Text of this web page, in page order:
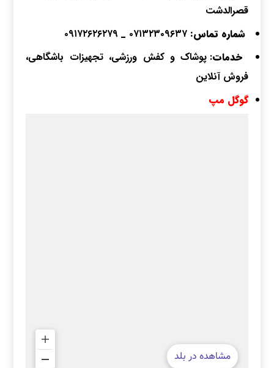
قصرالدشت
شماره تماس:۰۷۱۳۲۳۰۹۶۳۷ _۰۹۱۷۲۶۲۶۲۷۹
خدمات: پوشاک و کفش ورزشی، تجهیزات باشگاهی،
فروش آنلاین
گوگل مپ